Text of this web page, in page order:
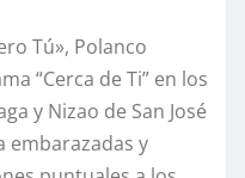
Tú», Polanco
“Cerca de Ti” en los
y Nizao de San José
embarazadas y